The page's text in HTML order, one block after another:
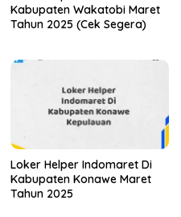
Kabupaten Wakatobi Maret
Tahun 2025 (Cek Segera)
Loker Helper Indomaret Di
Kabupaten Konawe Maret
Tahun 2025